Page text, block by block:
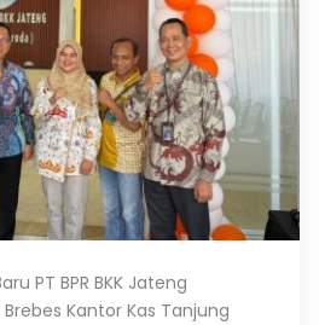
PT BPR BKK Jateng
Kantor Kas Tanjung